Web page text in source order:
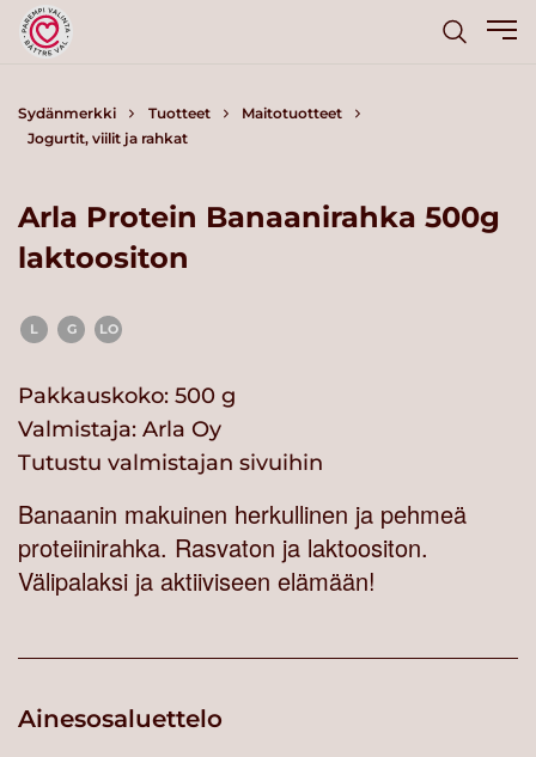
Sydänmerkki Tuotteet
Maitotuotteet
Jogurtit, viilit ja rahkat
Arla Protein Banaanirahka 500g
laktoositon
L G LO
Pakkauskoko: 500 g
Valmistaja: Arla Oy
Tutustu valmistajan sivuihin
Banaanin makuinen herkullinen ja pehmeä
proteiinirahka. Rasvaton ja laktoositon.
Välipalaksi ja aktiiviseen elämään!
Ainesosaluettelo